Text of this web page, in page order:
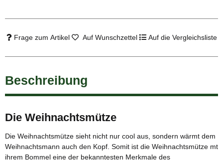
Frage zum Artikel Auf Wunschzettel Auf die Vergleichsliste
Beschreibung
Die Weihnachtsmütze
Die Weihnachtsmütze sieht nicht nur cool aus, sondern wärmt dem
Weihnachtsmann auch den Kopf. Somit ist die Weihnachtsmütze mt
ihrem Bommel eine der bekanntesten Merkmale des